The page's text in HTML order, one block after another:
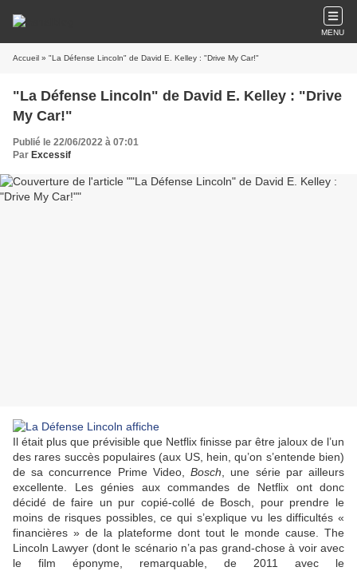
MENU
Accueil » "La Défense Lincoln" de David E. Kelley : "Drive My Car!"
"La Défense Lincoln" de David E. Kelley : "Drive
My Car!"
Publié le 22/06/2022 à 07:01
Par Excessif
Il était plus que prévisible que Netflix finisse par être jaloux de l’un
des rares succès populaires (aux US, hein, qu’on s’entende bien)
de sa concurrence Prime Video,Bosch , une série par ailleurs
excellente. Les génies aux commandes de Netflix ont donc
décidé de faire un pur copié-collé de Bosch, pour prendre le
moins de risques possibles, ce qui s’explique vu les difficultés «
financières » de la plateforme dont tout le monde cause. The
Lincoln Lawyer (dont le scénario n’a pas grand-chose à voir avec
le film éponyme, remarquable, de 2011 avec le